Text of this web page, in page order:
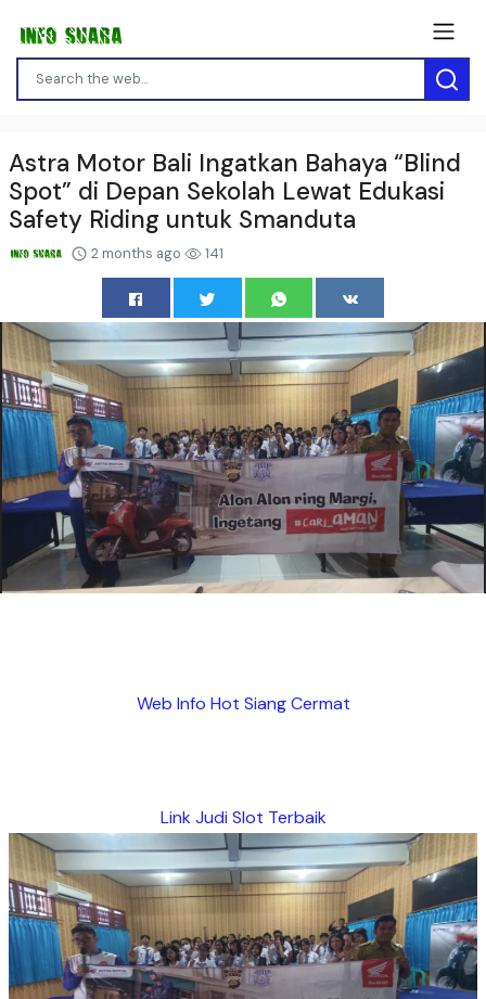
Astra Motor Bali Ingatkan Bahaya “Blind
Spot” di Depan Sekolah Lewat Edukasi
Safety Riding untuk Smanduta
2 months ago 141
Web Info Hot Siang Cermat
Link Judi Slot Terbaik